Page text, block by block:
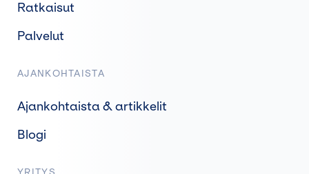
Ratkaisut
Palvelut
AJANKOHTAISTA
Ajankohtaista & artikkelit
Blogi